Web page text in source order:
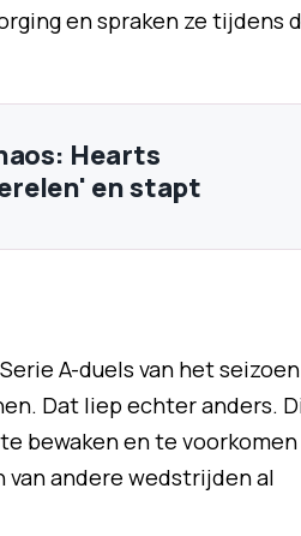
en spraken ze tijdens
Hearts
en stapt
A-duels van het seizoen
Dat liep echter anders.
bewaken en te voorkomen
andere wedstrijden al